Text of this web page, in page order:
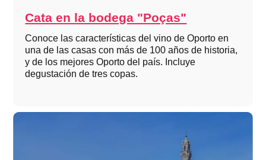
Cata en la bodega "Poças"
Conoce las características del vino de Oporto en
una de las casas con más de 100 años de historia,
y de los mejores Oporto del país. Incluye
degustación de tres copas.